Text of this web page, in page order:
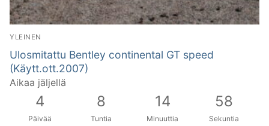
YLEINEN
Ulosmitattu Bentley continental GT speed
(Käytt.ott.2007)
Aikaa jäljellä
4
Päivää
8
Tuntia
14
Minuuttia
57
Sekuntia